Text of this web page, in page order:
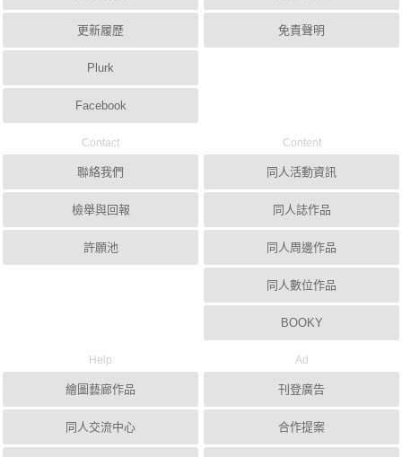
更新履歷
Plurk
Facebook
免責聲明
Contact
聯絡我們
檢舉與回報
許願池
Content
同人活動資訊
同人誌作品
同人周邊作品
同人數位作品
BOOKY
Help
繪圖藝廊作品
同人交流中心
Ad
刊登廣告
合作提案